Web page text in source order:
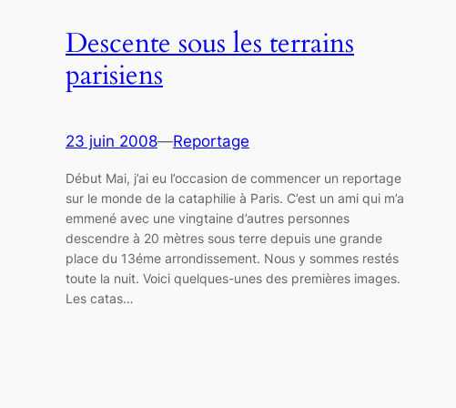
Descente sous les terrains
parisiens
23 juin 2008—Reportage
Début Mai, j’ai eu l’occasion de commencer un reportage
sur le monde de la cataphilie à Paris. C’est un ami qui m’a
emmené avec une vingtaine d’autres personnes
descendre à 20 mètres sous terre depuis une grande
place du 13éme arrondissement. Nous y sommes restés
toute la nuit. Voici quelques-unes des premières images.
Les catas…